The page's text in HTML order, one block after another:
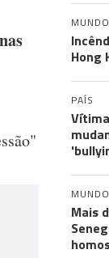
MUNDO
Hong
PAÍS
MUNDO
Mais